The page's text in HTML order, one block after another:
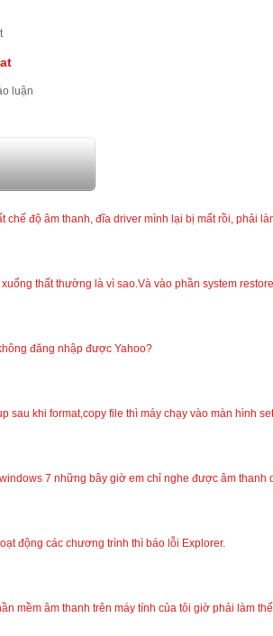
luận
tính
chế độ âm thanh, đĩa driver mình lại bị mất rồi, phải
thất thường là vì sao.Và vào phần system
đăng nhập được Yahoo?
sau khi format,copy file thì máy chạy vào màn hình
7 những bây giờ em chỉ nghe được âm
động các chương trình thì báo lỗi Explorer.
mềm âm thanh trên máy tính của tôi giờ phải làm